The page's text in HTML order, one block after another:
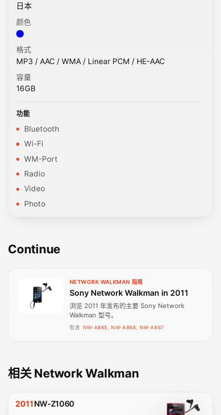
日本
颜色
颜色: 蓝色.
格式
MP3 / AAC / WMA / Linear PCM / HE-AAC
容量
16GB
功能
Bluetooth
Wi-Fi
WM-Port
Radio
Video
Photo
Continue
NETWORK WALKMAN 指南
Sony Network Walkman in 2011
浏览 2011 年发布的主要 Sony Network
Walkman 型号。
包含 NW-A865, NW-A866, NW-A867
相关 Network Walkman
2011 NW-Z1060